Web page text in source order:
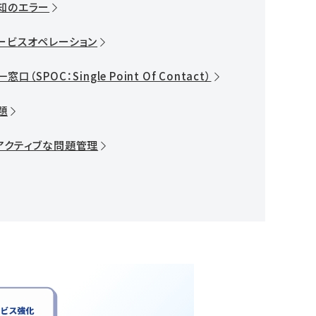
のエラー
ビスオペレーション
窓口（SPOC：Single Point Of Contact）
クティブな問題管理